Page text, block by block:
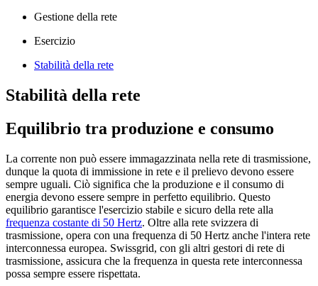
Gestione della rete
Esercizio
Stabilità della rete
Stabilità della rete
Equilibrio tra produzione e consumo
La corrente non può essere immagazzinata nella rete di trasmissione,
dunque la quota di immissione in rete e il prelievo devono essere
sempre uguali. Ciò significa che la produzione e il consumo di
energia devono essere sempre in perfetto equilibrio. Questo
equilibrio garantisce l'esercizio stabile e sicuro della rete alla
frequenza costante di 50 Hertz. Oltre alla rete svizzera di
trasmissione, opera con una frequenza di 50 Hertz anche l'intera rete
interconnessa europea. Swissgrid, con gli altri gestori di rete di
trasmissione, assicura che la frequenza in questa rete interconnessa
possa sempre essere rispettata.